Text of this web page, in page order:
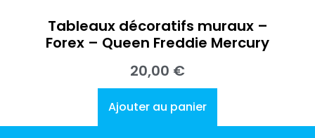
Tableaux décoratifs muraux –
Forex – Queen Freddie Mercury
20,00 €
Ajouter au panier